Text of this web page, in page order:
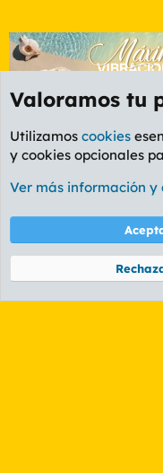
Etiquetas
Cookies
PL
Términos
Community platform by
Valoramos tu
Utilizamos cookies
y cookies opcionales
Ver más información